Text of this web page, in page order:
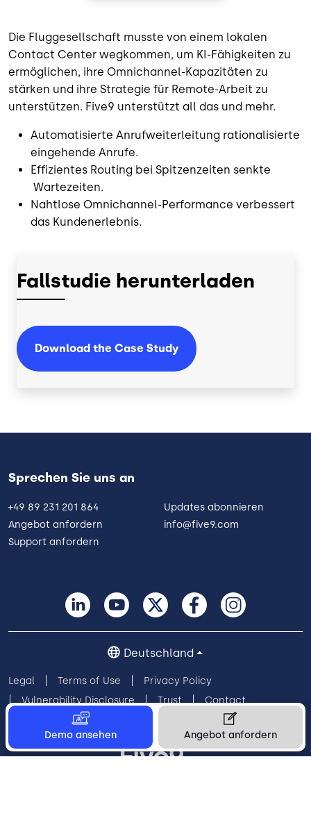
Die Fluggesellschaft musste von einem lokalen
Contact Center wegkommen, um KI-Fähigkeiten zu
ermöglichen, ihre Omnichannel-Kapazitäten zu
stärken und ihre Strategie für Remote-Arbeit zu
unterstützen. Five9 unterstützt all das und mehr.
Automatisierte Anrufweiterleitung rationalisierte
eingehende Anrufe.
Effizientes Routing bei Spitzenzeiten senkte
Wartezeiten.
Nahtlose Omnichannel-Performance verbessert
das Kundenerlebnis.
Fallstudie herunterladen
Download the Case Study
Demo ansehen Angebot anfordern
Sprechen Sie uns an
+49 89 231 201 864
Angebot anfordern
Support anfordern
Updates abonnieren
info@five9.com
Legal Terms of Use
Privacy Policy
Vulnerability Disclosure
Trust
Contact
Cookie Preferences
Your Privacy Choices
Deutschland